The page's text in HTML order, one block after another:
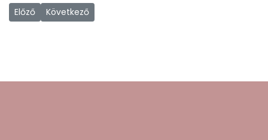
Előző cikk: Index Riport - A ,,várakozás" kártyával nem élhetsz
Előző Következő cikk: A világ egy autista szemével
Következő